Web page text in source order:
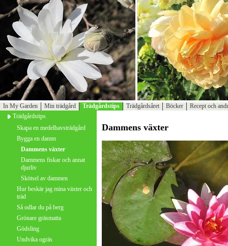
In My Garden Min trädgård Trädgårdstips Trädgårdsåret Böcker
Recept och
Trädgårdstips
Skapa en medelhavsträdgård
Bygga en damm
Dammens växter
Dammens fiskar och annat
djurliv
Skötsel av dammen
Hur beskär jag mina växter och
träd
Så odlar du på berg
Grönare gräsmatta
Gödsling
Undvika ogräs
Dammens växter